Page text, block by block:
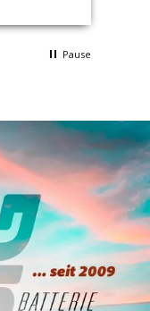
Pause